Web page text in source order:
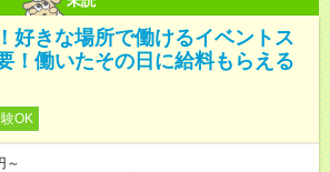
好きな場所で働けるイベントス
！働いたその日に給料もらえる
OK
～